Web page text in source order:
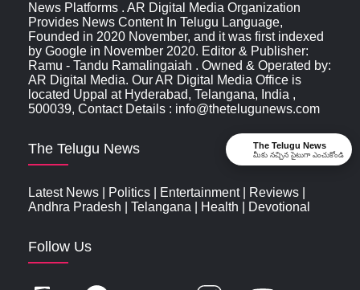
News Platforms . AR Digital Media Organization
Provides News Content In Telugu Language,
Founded in 2020 November, and it was first indexed
by Google in November 2020. Editor & Publisher:
Ramu - Tandu Ramalingaiah . Owned & Operated by:
AR Digital Media. Our AR Digital Media Office is
located Uppal at Hyderabad, Telangana, India ,
500039, Contact Details : info@thetelugunews.com
The Telugu News
Latest News Politics Entertainment| Reviews
Andhra Pradesh
Telangana Health Devotional
Follow Us
The Telugu News
మీకు నచ్చిన సైటుగా ఎంచుకోండి